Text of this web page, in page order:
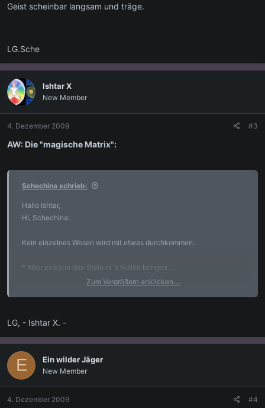
Geist scheinbar langsam und träge.
LG.Sche
Ishtar X
New Member
4. Dezember 2009 #3
AW: Die "magische Matrix":
Schechina schrieb:
Hallo Ishtar,
Hi, Schechina:
Kein einzelnes Wesen wird mit etwas durchkommen.
* Aber es kann den Stein in´s Rollen bringen ...
anderen macht man den
Menschen wo nur geht Angst vor magischen Bewusstseinsformen.
-
Das kollektive Unterbewußtsein ist so eine Matrix, so wie es
Zum Vergrößern anklicken....
LG, - Ishtar X. -
E Ein wilder Jäger
New Member
4. Dezember 2009 #4